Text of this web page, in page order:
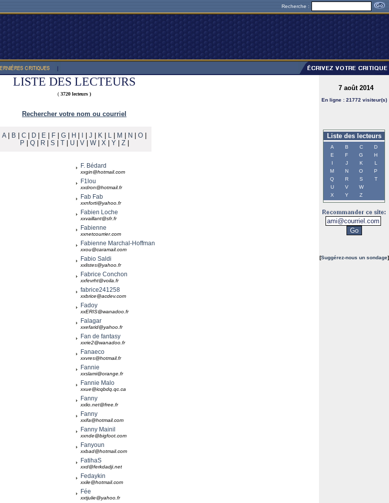
Recherche :
LISTE DES LECTEURS
( 3720 lecteurs )
Rechercher votre nom ou courriel
A| B C D E F G H J K L M N O
P
Q| R| S T| U| V| W| X| Y| Z|
F. Bédard
xxgin@hotmail.com
F1lou
xxdron@hotmail.fr
Fab Fab
xxnforti@yahoo.fr
Fabien Loche
xxvaillant@sfr.fr
Fabienne
xxnetcourrier.com
Fabienne Marchal-Hoffman
xxou@caramail.com
Fabio Saldi
xxlistes@yahoo.fr
Fabrice Conchon
xxfevrht@voila.fr
fabrice241258
xxbrice@acdev.com
Fadoy
xxERIS@wanadoo.fr
Falagar
xxefarid@yahoo.fr
Fan de fantasy
xxrie2@wanadoo.fr
Fanaeco
xxvres@hotmail.fr
Fannie
xxslami@orange.fr
Fannie Malo
xxue@icqbdq.qc.ca
Fanny
xxlio.net@free.fr
Fanny
xxifa@hotmail.com
Fanny Mainil
xxnde@bigfoot.com
Fanyoun
xxbad@hotmail.com
FatihaS
xxd@ferkdadji.net
Fedaykin
xxile@hotmail.com
Fée
xxtjulie@yahoo.fr
7 août 2014
En ligne : 21772 visiteur(s)
Liste des lecteurs
A B C
D
E
F G
H
I
J K
L
M
N O
P
Q
R S
T
U
V
W
X
Y Z
[Suggérez-nous un sondage]